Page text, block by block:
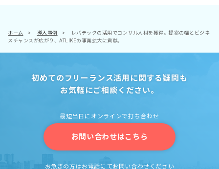
ホーム > 導入事例 >
レバテックの活用でコンサル人材を獲得。提案の幅とビジネ
スチャンスが広がり、ATLIKEの事業拡大に貢献。
初めてのフリーランス活用に関する疑問も
お気軽にご相談ください。
最短当日にオンラインで打ち合わせ
お問い合わせはこちら
お急ぎの方はお電話にてお問い合わせください